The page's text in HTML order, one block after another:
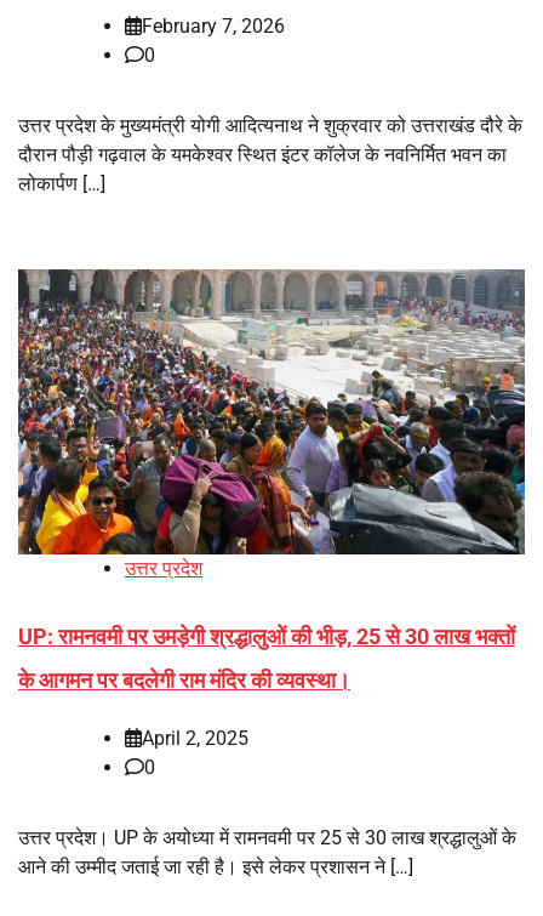
February 7, 2026
0
उत्तर प्रदेश के मुख्यमंत्री योगी आदित्यनाथ ने शुक्रवार को उत्तराखंड दौरे के
दौरान पौड़ी गढ़वाल के यमकेश्वर स्थित इंटर कॉलेज के नवनिर्मित भवन का
लोकार्पण […]
उत्तर प्रदेश
UP: रामनवमी पर उमड़ेगी श्रद्धालुओं की भीड़, 25 से 30 लाख भक्तों
के आगमन पर बदलेगी राम मंदिर की व्यवस्था।
April 2, 2025
0
उत्तर प्रदेश। UP के अयोध्या में रामनवमी पर 25 से 30 लाख श्रद्धालुओं के
आने की उम्मीद जताई जा रही है। इसे लेकर प्रशासन ने […]